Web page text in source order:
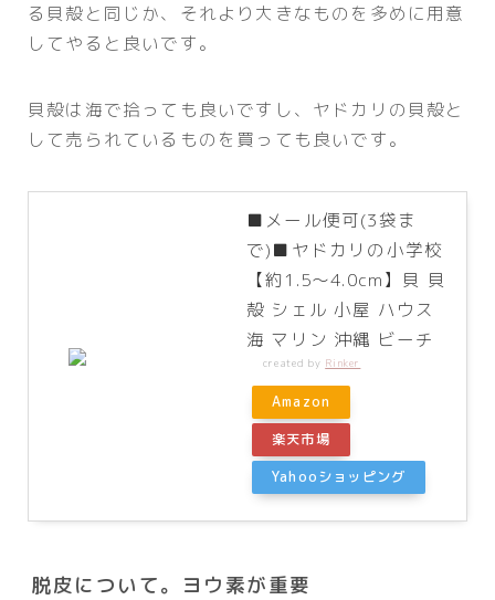
る貝殻と同じか、それより大きなものを多めに用意
してやると良いです。
貝殻は海で拾っても良いですし、ヤドカリの貝殻と
して売られているものを買っても良いです。
■メール便可(3袋ま
で)■ヤドカリの小学校
【約1.5〜4.0cm】貝 貝
殻 シェル 小屋 ハウス
海 マリン 沖縄 ビーチ
created by Rinker
Amazon
楽天市場
Yahooショッピング
脱皮について。ヨウ素が重要